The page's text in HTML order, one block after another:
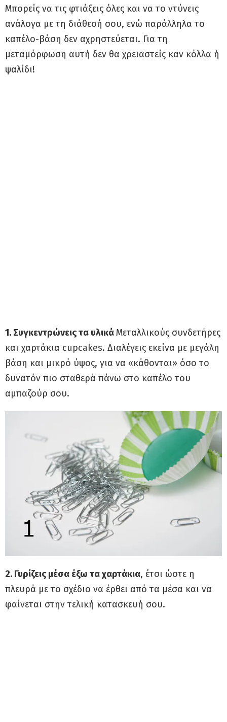
Mπορείς να τις φτιάξεις όλες και να το ντύνεις
ανάλογα με τη διάθεσή σου, ενώ παράλληλα το
καπέλο-βάση δεν αχρηστεύεται. Για τη
μεταμόρφωση αυτή δεν θα χρειαστείς καν κόλλα ή
ψαλίδι!
1. Συγκεντρώνεις τα υλικάΜεταλλικούς συνδετήρες
και χαρτάκια cupcakes. Διαλέγεις εκείνα με μεγάλη
βάση και μικρό ύψος, για να «κάθονται» όσο το
δυνατόν πιο σταθερά πάνω στο καπέλο του
αμπαζούρ σου.
2. Γυρίζεις μέσα έξω τα χαρτάκια, έτσι ώστε η
πλευρά με το σχέδιο να έρθει από τα μέσα και να
φαίνεται στην τελική κατασκευή σου.